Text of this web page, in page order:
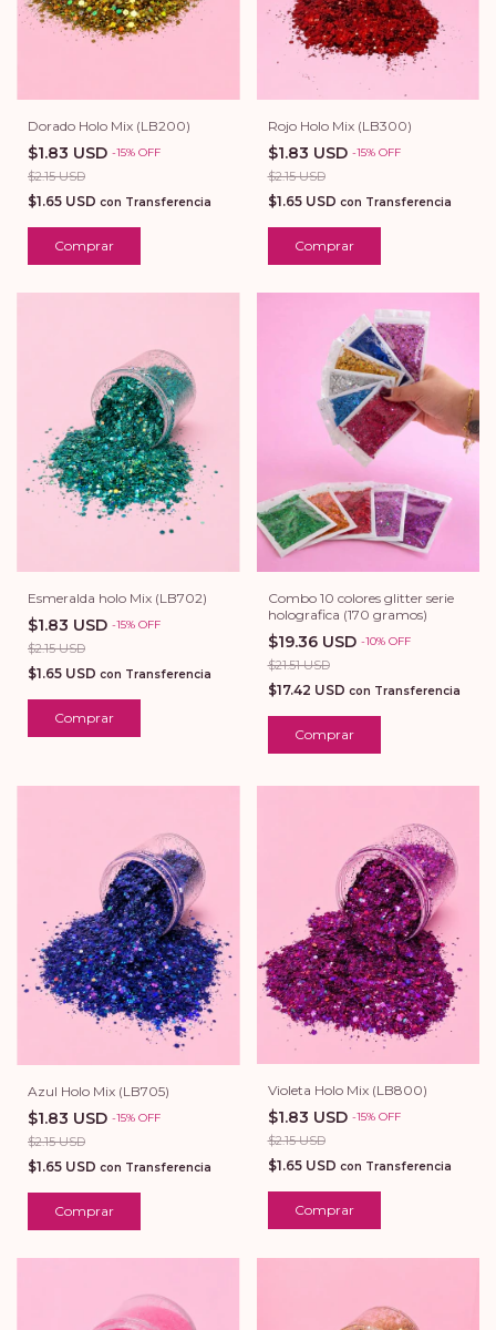
Dorado Holo Mix (LB200)
$1.83 USD -15% OFF
$2.15 USD
$1.65 USD con Transferencia
Comprar
Rojo Holo Mix (LB300)
$1.83 USD -15% OFF
$2.15 USD
$1.65 USD con Transferencia
Comprar
Esmeralda holo Mix (LB702)
$1.83 USD -15% OFF
$2.15 USD
$1.65 USD con Transferencia
Comprar
Combo 10 colores glitter serie
holografica (170 gramos)
$19.36 USD -10% OFF
$21.51 USD
$17.42 USD con Transferencia
Azul Holo Mix (LB705)
$1.83 USD -15% OFF
$2.15 USD
$1.65 USD con Transferencia
Comprar
Violeta Holo Mix (LB800)
$1.83 USD -15% OFF
$2.15 USD
$1.65 USD con Transferencia
Comprar